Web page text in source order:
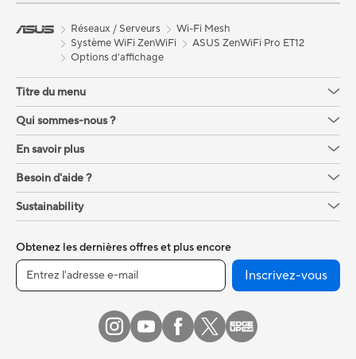
Réseaux / Serveurs
Wi-Fi Mesh
Système WiFi ZenWiFi
ASUS ZenWiFi Pro ET12
Options d'affichage
Titre du menu
Qui sommes-nous ?
En savoir plus
Besoin d'aide ?
Sustainability
Obtenez les dernières offres et plus encore
Inscrivez-vous